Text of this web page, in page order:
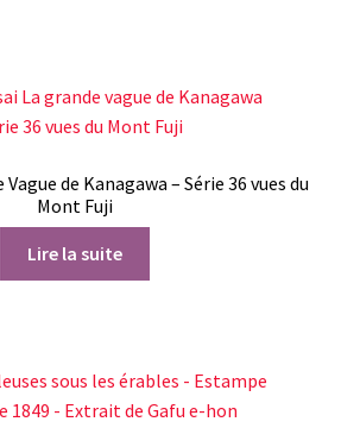
de Kanagawa – Série 36 vues du
Mont Fuji
Lire la suite